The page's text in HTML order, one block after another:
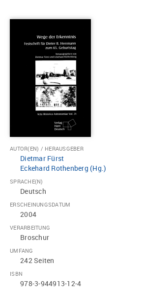
AUTOR(EN) / HERAUSGEBER
Dietmar Fürst
Eckehard Rothenberg (Hg.)
SPRACHE(N)
Deutsch
ERSCHEINUNGSDATUM
2004
VERARBEITUNG
Broschur
UMFANG
242 Seiten
ISBN
978-3-944913-12-4